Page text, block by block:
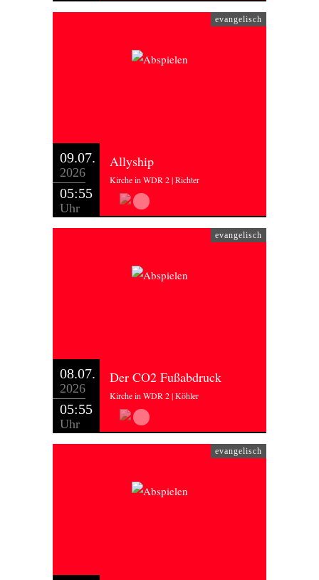
evangelisch
09.07.
2026
05:55
Uhr
Allyship
Kirche in WDR 2 | Richter
evangelisch
08.07.
2026
05:55
Uhr
Der CO2 Fußabdruck
Kirche in WDR 2 | Köhler
evangelisch